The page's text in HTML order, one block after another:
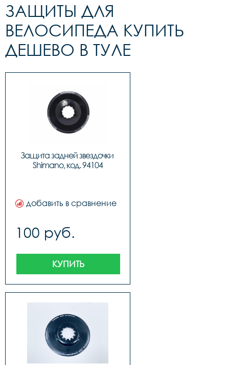
ЗАЩИТЫ ДЛЯ
ВЕЛОСИПЕДА КУПИТЬ
ДЕШЕВО В ТУЛЕ
Защита задней звездочки
Shimano, код. 94104
добавить в сравнение
100 руб.
КУПИТЬ